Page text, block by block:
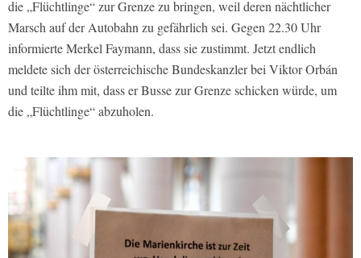
die „Flüchtlinge“ zur Grenze zu bringen, weil deren nächtlicher
Marsch auf der Autobahn zu gefährlich sei. Gegen 22.30 Uhr
informierte Merkel Faymann, dass sie zustimmt. Jetzt endlich
meldete sich der österreichische Bundeskanzler bei Viktor Orbán
und teilte ihm mit, dass er Busse zur Grenze schicken würde, um
die „Flüchtlinge“ abzuholen.